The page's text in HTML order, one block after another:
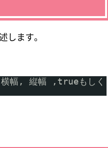
ます。
横幅, 縦幅 ,trueもしく